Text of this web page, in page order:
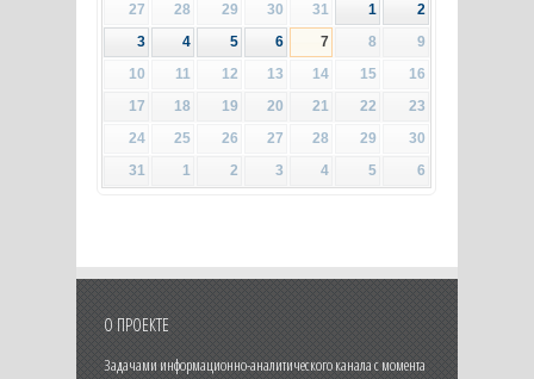
27 28 29 30 31 1
2
3
4 5 6 7 8
9
10
11 12 13 14 15
16
17
18 19 20 21 22
23
24
25 26 27 28 29
30
31
1 2 3 4 5 6
О ПРОЕКТЕ
Задачами информационно-аналитического канала с момента